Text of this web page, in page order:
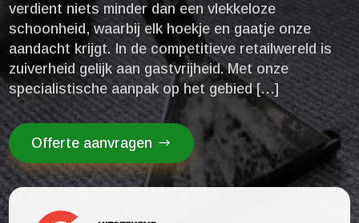
verdient niets minder dan een vlekkeloze
schoonheid, waarbij elk hoekje en gaatje onze
aandacht krijgt.​ In de competitieve retailwereld is
zuiverheid gelijk aan gastvrijheid.​ Met onze
specialistische aanpak op het gebied […]
Offerte aanvragen